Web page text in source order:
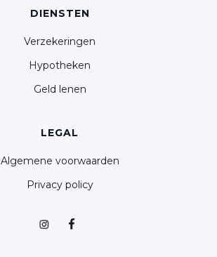
DIENSTEN
Verzekeringen
Hypotheken
Geld lenen
LEGAL
Algemene voorwaarden
Privacy policy